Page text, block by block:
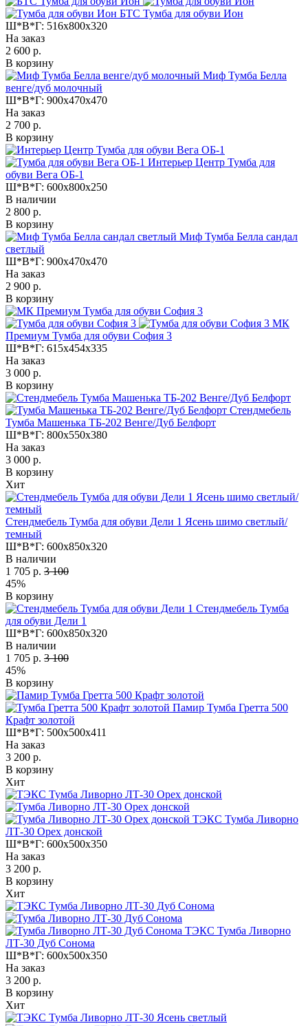
БТС Тумба для обуви Ион
Ш*В*Г: 516x800x320
На заказ
2 600 р.
В корзину
Миф Тумба Белла
венге/дуб молочный
Ш*В*Г: 900x470x470
На заказ
2 700 р.
В корзину
Интерьер Центр Тумба для
обуви Вега ОБ-1
Ш*В*Г: 600x800x250
В наличии
2 800 р.
В корзину
Миф Тумба Белла сандал
светлый
Ш*В*Г: 900x470x470
На заказ
2 900 р.
В корзину
МК
Премиум Тумба для обуви София 3
Ш*В*Г: 615x454x335
На заказ
3 000 р.
В корзину
Стендмебель
Тумба Машенька ТБ-202 Венге/Дуб Белфорт
Ш*В*Г: 800x550x380
На заказ
3 000 р.
В корзину
Хит
Стендмебель Тумба для обуви Дели 1 Ясень шимо светлый/
темный
Ш*В*Г: 600x850x320
В наличии
1 705 р. 3 100
45%
В корзину
Стендмебель Тумба
для обуви Дели 1
Ш*В*Г: 600x850x320
В наличии
1 705 р. 3 100
45%
В корзину
Памир Тумба Гретта 500
Крафт золотой
Ш*В*Г: 500x500x411
На заказ
3 200 р.
В корзину
Хит
ТЭКС Тумба Ливорно
ЛТ-30 Орех донской
Ш*В*Г: 600x500x350
На заказ
3 200 р.
В корзину
Хит
ТЭКС Тумба Ливорно
ЛТ-30 Дуб Сонома
Ш*В*Г: 600x500x350
На заказ
3 200 р.
В корзину
Хит